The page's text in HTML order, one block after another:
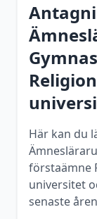
Här kan du
förstaämne
universitet
senaste